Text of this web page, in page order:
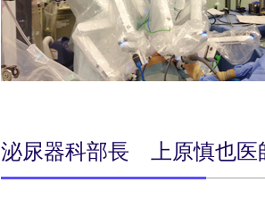
泌尿器科部長 上原慎也医